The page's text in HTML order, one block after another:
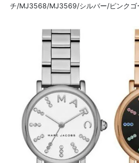
チ/MJ3568/MJ3569/シルバー/ピンクゴ